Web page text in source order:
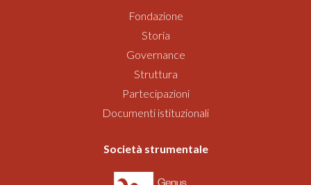
Fondazione
Storia
Governance
Struttura
Partecipazioni
Documenti istituzionali
Società strumentale